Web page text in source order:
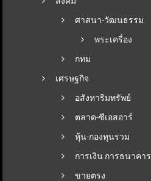
ศาสนา-วัฒนธรรม
พระเครื่อง
กทม
เศรษฐกิจ
อสังหาริมทรัพย์
ตลาด-ซีเอสอาร์
หุ้น-กองทุนรวม
การเงิน การธนาคาร
ขายตรง